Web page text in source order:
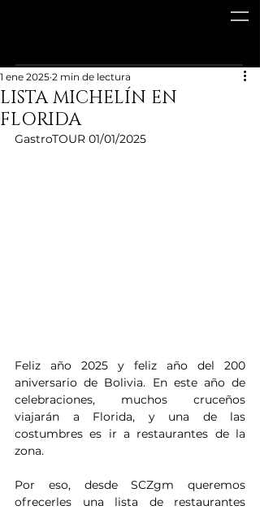
LISTA MICHELÍN EN
FLORIDA
1 ene 2025 2 min de lectura
GastroTOUR 01/01/2025
Feliz año 2025 y feliz año del 200
aniversario de Bolivia. En este año de
celebraciones, muchos cruceños
viajarán a Florida, y una de las
costumbres es ir a restaurantes de la
zona.
Por eso, desde SCZgm queremos